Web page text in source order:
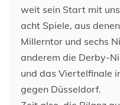
weit sein Start mit
acht Spiele, aus
Millerntor und sechs
anderem die Derby-
und das Viertelfinale
gegen Düsseldorf.